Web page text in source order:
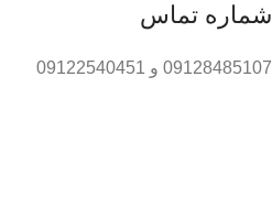
شماره تماس
09128485107 و 09122540451